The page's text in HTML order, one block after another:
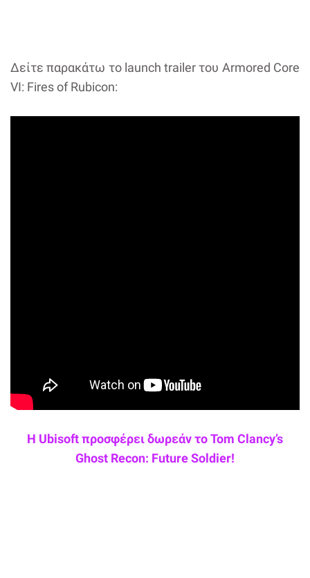
Δείτε παρακάτω το launch trailer του Armored Core
VI: Fires of Rubicon:
Η Ubisoft προσφέρει δωρεάν το Tom Clancy’s
Ghost Recon: Future Soldier!